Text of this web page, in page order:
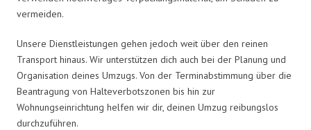
vermeiden.
Unsere Dienstleistungen gehen jedoch weit über den reinen
Transport hinaus. Wir unterstützen dich auch bei der Planung und
Organisation deines Umzugs. Von der Terminabstimmung über die
Beantragung von Halteverbotszonen bis hin zur
Wohnungseinrichtung helfen wir dir, deinen Umzug reibungslos
durchzuführen.